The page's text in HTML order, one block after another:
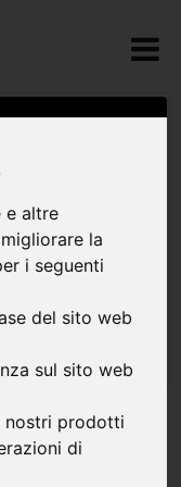
e altre
la
i seguenti
del sito web
sul sito web
nostri prodotti
di